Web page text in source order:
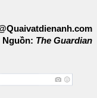
Nguồn: The Guardian